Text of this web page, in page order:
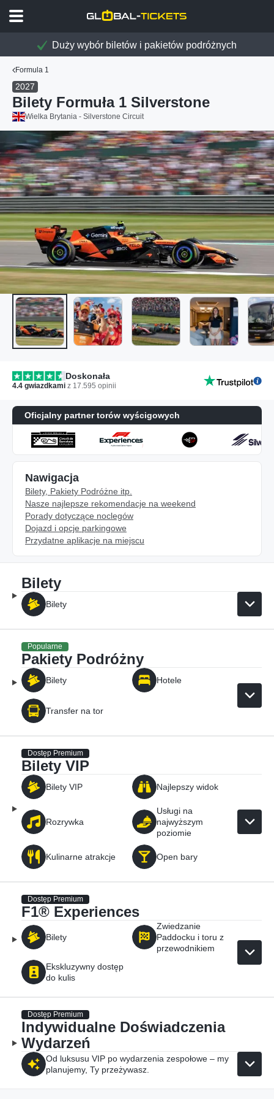
Duży wybór biletów i pakietów podróżnych
Formula 1
2027
Bilety Formuła 1 Silverstone
Wielka Brytania - Silverstone Circuit
Doskonała
4.4 gwiazdkami z 17.595 opinii
Oficjalny partner torów wyścigowych
Nawigacja
Bilety, Pakiety Podróżne itp.
Nasze najlepsze rekomendacje na weekend
Porady dotyczące noclegów
Dojazd i opcje parkingowe
Przydatne aplikacje na miejscu
Bilety
Bilety
Popularne
Pakiety Podróżny
Bilety Hotele
Transfer na tor
Dostęp Premium
Bilety VIP
Bilety VIP Najlepszy widok
Rozrywka
Usługi na
najwyższym
poziomie
Kulinarne atrakcje Open bary
Dostęp Premium
F1® Experiences
Bilety
Zwiedzanie
Paddocku i toru z
przewodnikiem
Ekskluzywny dostęp
do kulis
Dostęp Premium
Indywidualne Doświadczenia
Wydarzeń
Od luksusu VIP po wydarzenia zespołowe – my
planujemy, Ty przeżywasz.